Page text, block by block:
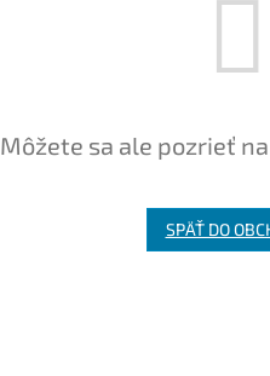
Môžete sa ale pozrieť
SPÄŤ DO